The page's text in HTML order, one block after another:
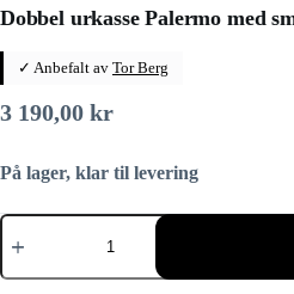
Dobbel urkasse Palermo med
✓ Anbefalt av Tor Berg
3 190,00 kr
På lager, klar til levering
Dobbel
urkasse
med